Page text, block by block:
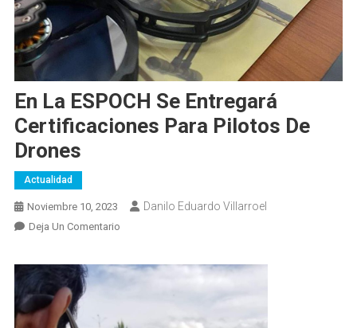
En La ESPOCH Se Entregará
Certificaciones Para Pilotos De
Drones
Actualidad
Noviembre 10, 2023 Danilo Eduardo Villarroel
Deja Un ComentarioEn
La